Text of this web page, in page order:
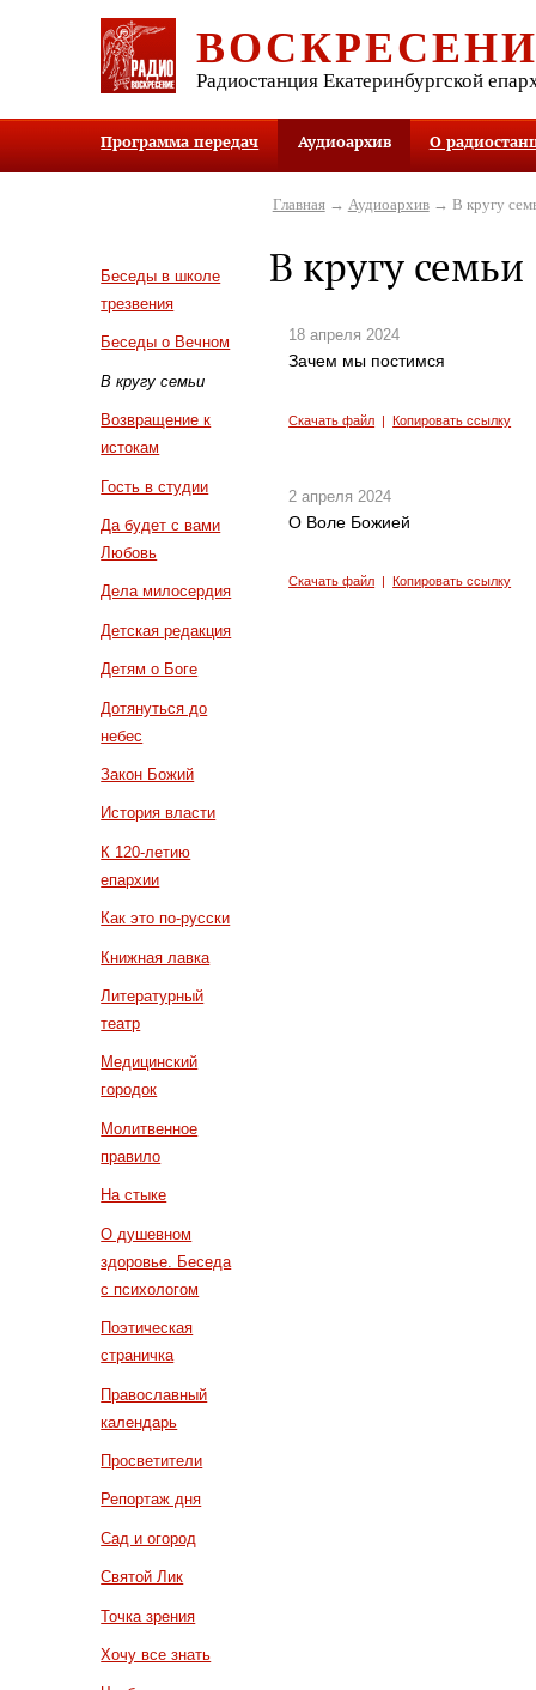
Радиостанция Екатеринбургской
Программа передач Аудиоархив О
Беседы в школе
трезвения
Беседы о Вечном
В кругу семьи
Возвращение к
истокам
Гость в студии
Да будет с вами
Любовь
Дела милосердия
Детская редакция
Детям о Боге
Дотянуться до
небес
Закон Божий
История власти
К 120-летию
епархии
Как это по-русски
Книжная лавка
Литературный
театр
Медицинский
городок
Молитвенное
правило
На стыке
О душевном
здоровье. Беседа
с психологом
Поэтическая
страничка
Православный
календарь
Просветители
Репортаж дня
Сад и огород
Святой Лик
Точка зрения
Хочу все знать
Главная→ Аудиоархив→ В кругу
В кругу семьи
18 апреля 2024
Зачем мы постимся
Скачать файл |Копировать ссылку
2 апреля 2024
О Воле Божией
Скачать файл Копировать ссылку